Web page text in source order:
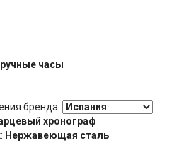
часы
бренда:
хронограф
Нержавеющая сталь